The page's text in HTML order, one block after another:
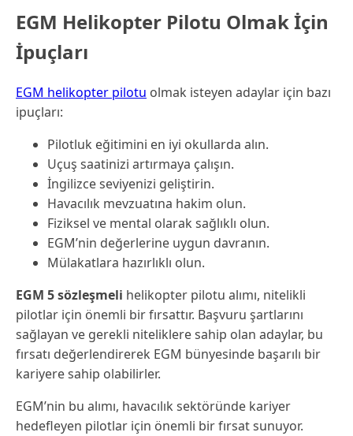
EGM Helikopter Pilotu Olmak İçin
İpuçları
EGM helikopter pilotu olmak isteyen adaylar için bazı
ipuçları:
Pilotluk eğitimini en iyi okullarda alın.
Uçuş saatinizi artırmaya çalışın.
İngilizce seviyenizi geliştirin.
Havacılık mevzuatına hakim olun.
Fiziksel ve mental olarak sağlıklı olun.
EGM’nin değerlerine uygun davranın.
Mülakatlara hazırlıklı olun.
EGM 5 sözleşmeli helikopter pilotu alımı, nitelikli
pilotlar için önemli bir fırsattır. Başvuru şartlarını
sağlayan ve gerekli niteliklere sahip olan adaylar, bu
fırsatı değerlendirerek EGM bünyesinde başarılı bir
kariyere sahip olabilirler.
EGM’nin bu alımı, havacılık sektöründe kariyer
hedefleyen pilotlar için önemli bir fırsat sunuyor.